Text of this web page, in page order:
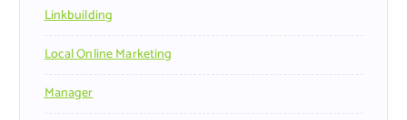
Linkbuilding
Local Online Marketing
Manager